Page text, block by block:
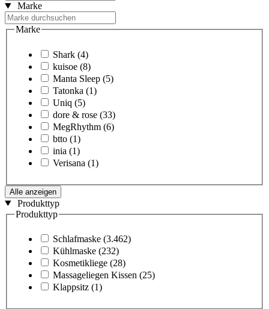
Marke
Marke
Shark (4)
kuisoe (8)
Manta Sleep (5)
Tatonka (1)
Uniq (5)
dore & rose (33)
MegRhythm (6)
btto (1)
inia (1)
Verisana (1)
Alle anzeigen
Produkttyp
Produkttyp
Schlafmaske (3.462)
Kühlmaske (232)
Kosmetikliege (28)
Massageliegen Kissen (25)
Klappsitz (1)